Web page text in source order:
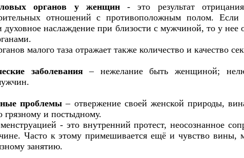
органов у женщин- это результат
отношений с противоположным полом.
духовное наслаждение при близости с мужчиной, то у нее
малого таза отражает также количество и качество
заболевания– нежелание быть женщиной;
проблемы – отвержение своей женской природы,
грязному и постыдному.
- это внутренний протест, неосознанное
Часто к этому примешивается ещё и чувство вины,
занятию.